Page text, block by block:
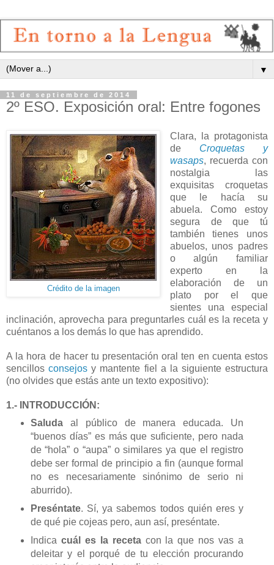
▼
11 de septiembre de 2014
2º ESO. Exposición oral: Entre fogones
Crédito de la imagen
Clara, la protagonista
de
Croquetas y
wasaps, recuerda con
nostalgia las
exquisitas croquetas
que le hacía su
abuela. Como estoy
segura de que tú
también tienes unos
abuelos, unos padres
o algún familiar
experto en la
elaboración de un
plato por el que
sientes una especial
inclinación, aprovecha para preguntarles cuál es la receta y
cuéntanos a los demás lo que has aprendido.
A la hora de hacer tu presentación oral ten en cuenta estos
sencillosconsejos y mantente fiel a la siguiente estructura
(no olvides que estás ante un texto expositivo):
1.- INTRODUCCIÓN:
Saludaal público de manera educada. Un
“buenos días” es más que suficiente, pero nada
de “hola” o “aupa” o similares ya que el registro
debe ser formal de principio a fin (aunque formal
no es necesariamente sinónimo de serio ni
aburrido).
Preséntate. Sí, ya sabemos todos quién eres y
de qué pie cojeas pero, aun así, preséntate.
Indica cuál es la recetacon la que nos vas a
deleitar y el porqué de tu elección procurando